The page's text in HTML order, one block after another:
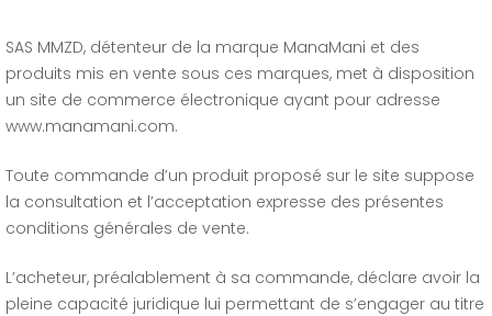
SAS MMZD, détenteur de la marque ManaMani et des
produits mis en vente sous ces marques, met à disposition
un site de commerce électronique ayant pour adresse
www.manamani.com.
Toute commande d’un produit proposé sur le site suppose
la consultation et l’acceptation expresse des présentes
conditions générales de vente.
L’acheteur, préalablement à sa commande, déclare avoir la
pleine capacité juridique lui permettant de s’engager au titre